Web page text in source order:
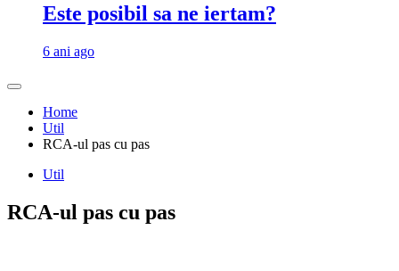
Este posibil sa ne iertam?
6 ani ago
Home
Util
RCA-ul pas cu pas
Util
RCA-ul pas cu pas